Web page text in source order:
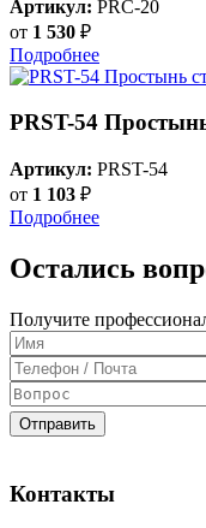
Артикул: PRC-20
от 1 530 ₽
Подробнее
PRST-54
Артикул: PRST-54
от 1 103 ₽
Подробнее
Остались
Получите
Отправить
Контакты